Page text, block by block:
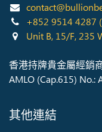
+852 9514 4287
Unit B, 15/F, 235
香港持牌貴金屬經銷
AMLO (Cap.615) No.:
其他連結